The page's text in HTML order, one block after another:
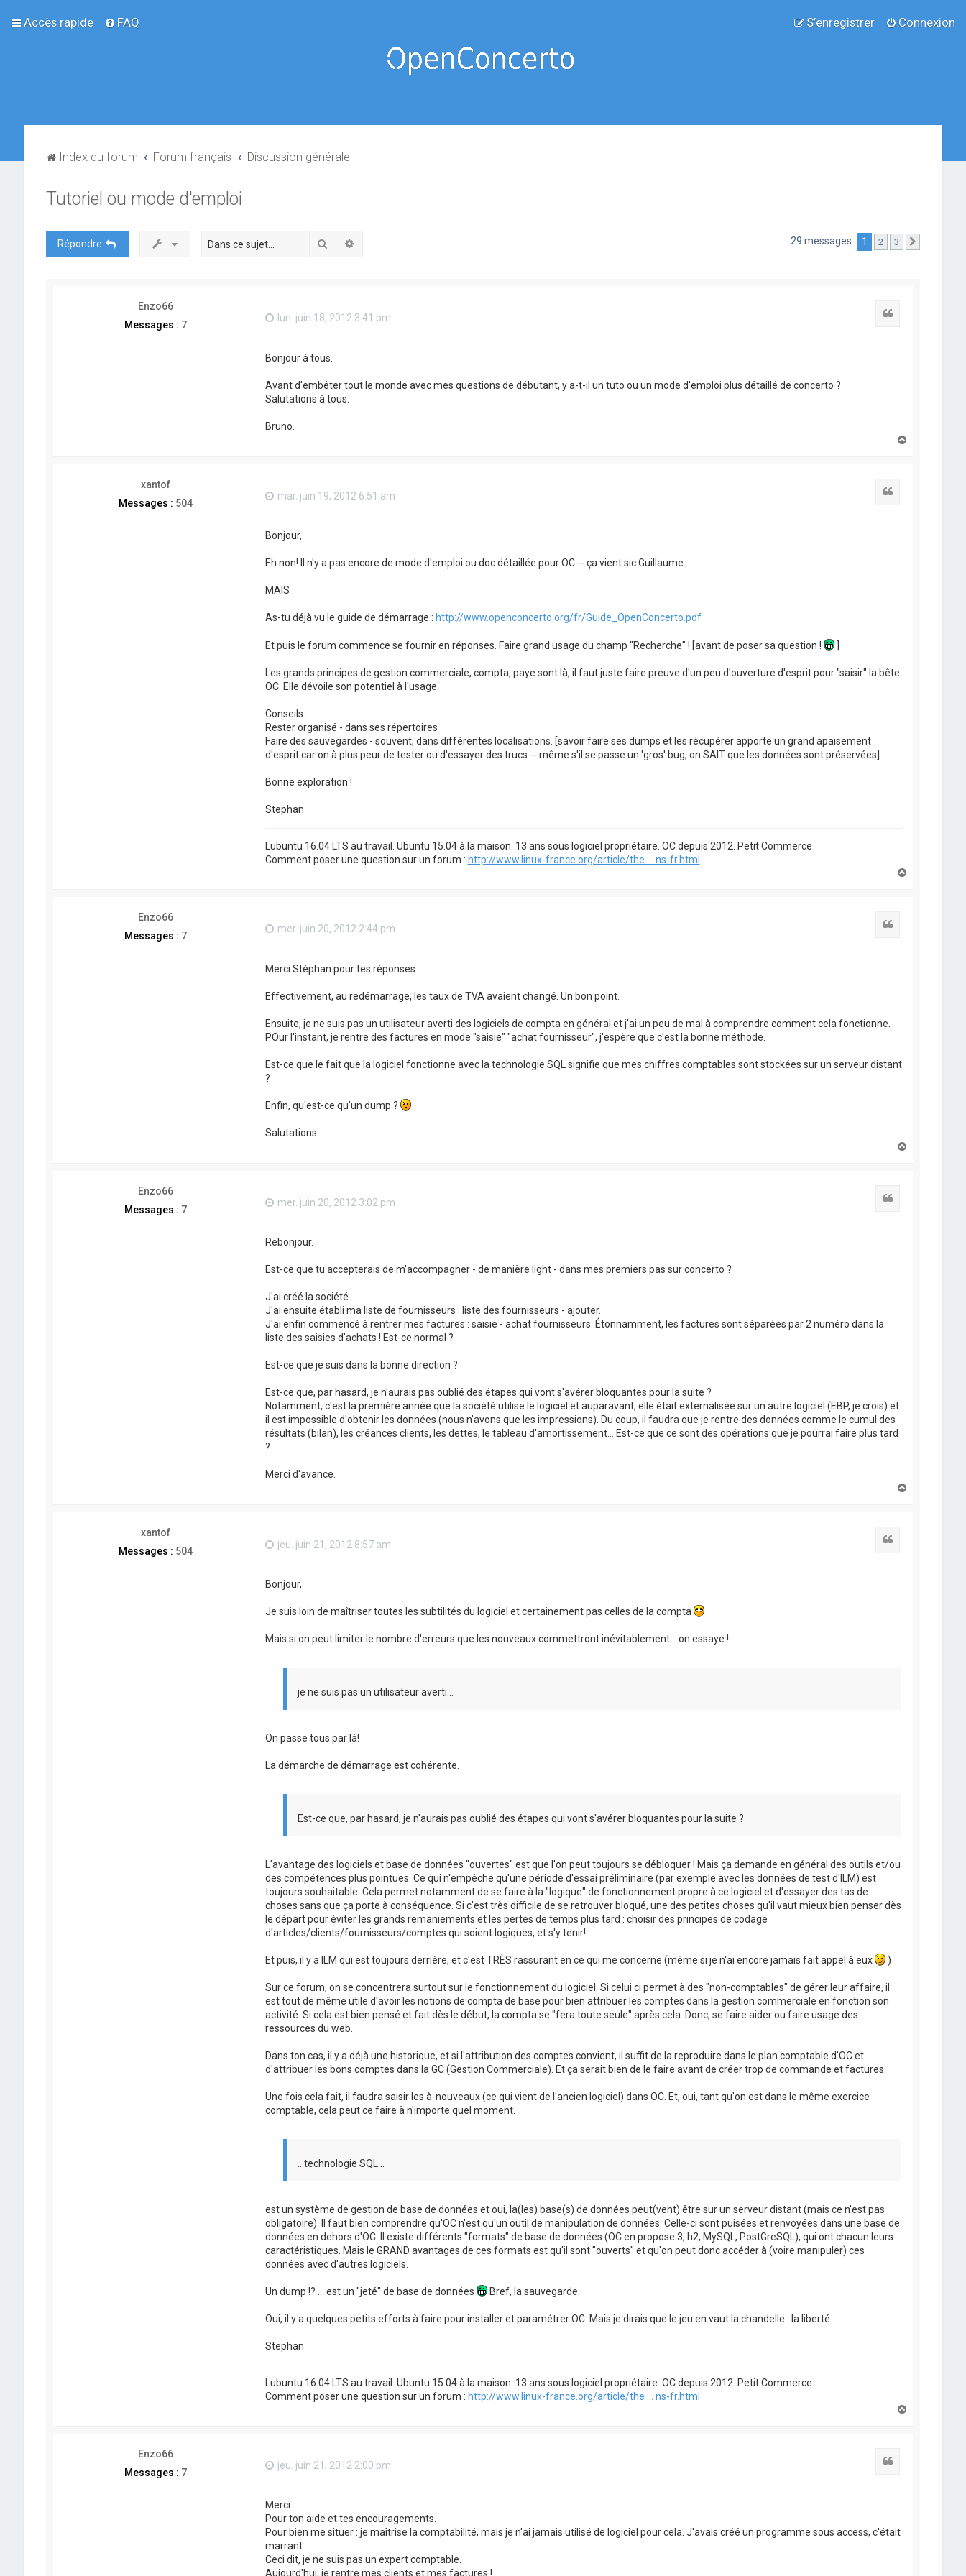
Accès rapide FAQ Connexion
S’enregistrer
Index du forum Forum français Discussion générale
Tutoriel ou mode d'emploi
Répondre Rechercher 29 messages 1 2 3
Enzo66
Messages : 7
lun. juin 18, 2012 3:41 pm
Bonjour à tous.
Avant d'embêter tout le monde avec mes questions de débutant, y a-t-il un tuto ou un mode d'emploi plus détaillé de concerto ?
Salutations à tous.
Bruno.
xantof
Messages : 504
mar. juin 19, 2012 6:51 am
Bonjour,
Eh non! Il n'y a pas encore de mode d'emploi ou doc détaillée pour OC -- ça vient sic Guillaume.
MAIS
As-tu déjà vu le guide de démarrage : http://www.openconcerto.org/fr/Guide_OpenConcerto.pdf
Et puis le forum commence se fournir en réponses. Faire grand usage du champ "Recherche" ! [avant de poser sa question ! ]
Les grands principes de gestion commerciale, compta, paye sont là, il faut juste faire preuve d'un peu d'ouverture d'esprit pour "saisir" la bête
OC. Elle dévoile son potentiel à l'usage.
Conseils:
Rester organisé - dans ses répertoires
Faire des sauvegardes - souvent, dans différentes localisations. [savoir faire ses dumps et les récupérer apporte un grand apaisement
d'esprit car on à plus peur de tester ou d'essayer des trucs -- même s'il se passe un 'gros' bug, on SAIT que les données sont préservées]
Bonne exploration !
Stephan
Lubuntu 16.04 LTS au travail. Ubuntu 15.04 à la maison. 13 ans sous logiciel propriétaire. OC depuis 2012. Petit Commerce
Comment poser une question sur un forum : http://www.linux-france.org/article/the ... ns-fr.html
Enzo66
Messages : 7
mer. juin 20, 2012 2:44 pm
Merci Stéphan pour tes réponses.
Effectivement, au redémarrage, les taux de TVA avaient changé. Un bon point.
Ensuite, je ne suis pas un utilisateur averti des logiciels de compta en général et j'ai un peu de mal à comprendre comment cela fonctionne.
POur l'instant, je rentre des factures en mode "saisie" "achat fournisseur", j'espère que c'est la bonne méthode.
Est-ce que le fait que la logiciel fonctionne avec la technologie SQL signifie que mes chiffres comptables sont stockées sur un serveur distant
?
Enfin, qu'est-ce qu'un dump ?
Salutations.
Enzo66
Messages : 7
mer. juin 20, 2012 3:02 pm
Rebonjour.
Est-ce que tu accepterais de m'accompagner - de manière light - dans mes premiers pas sur concerto ?
J'ai créé la société.
J'ai ensuite établi ma liste de fournisseurs : liste des fournisseurs - ajouter.
J'ai enfin commencé à rentrer mes factures : saisie - achat fournisseurs. Étonnamment, les factures sont séparées par 2 numéro dans la
liste des saisies d'achats ! Est-ce normal ?
Est-ce que je suis dans la bonne direction ?
Est-ce que, par hasard, je n'aurais pas oublié des étapes qui vont s'avérer bloquantes pour la suite ?
Notamment, c'est la première année que la société utilise le logiciel et auparavant, elle était externalisée sur un autre logiciel (EBP, je crois) et
il est impossible d'obtenir les données (nous n'avons que les impressions). Du coup, il faudra que je rentre des données comme le cumul des
résultats (bilan), les créances clients, les dettes, le tableau d'amortissement... Est-ce que ce sont des opérations que je pourrai faire plus tard
?
Merci d'avance.
xantof
Messages : 504
jeu. juin 21, 2012 8:57 am
Bonjour,
Je suis loin de maîtriser toutes les subtilités du logiciel et certainement pas celles de la compta
Mais si on peut limiter le nombre d'erreurs que les nouveaux commettront inévitablement... on essaye !
je ne suis pas un utilisateur averti...
On passe tous par là!
La démarche de démarrage est cohérente.
Est-ce que, par hasard, je n'aurais pas oublié des étapes qui vont s'avérer bloquantes pour la suite ?
L'avantage des logiciels et base de données "ouvertes" est que l'on peut toujours se débloquer ! Mais ça demande en général des outils et/ou
des compétences plus pointues. Ce qui n'empêche qu'une période d'essai préliminaire (par exemple avec les données de test d'ILM) est
toujours souhaitable. Cela permet notamment de se faire à la "logique" de fonctionnement propre à ce logiciel et d'essayer des tas de
choses sans que ça porte à conséquence. Si c'est très difficile de se retrouver bloqué, une des petites choses qu'il vaut mieux bien penser dès
le départ pour éviter les grands remaniements et les pertes de temps plus tard : choisir des principes de codage
d'articles/clients/fournisseurs/comptes qui soient logiques, et s'y tenir!
Et puis, il y a ILM qui est toujours derrière, et c'est TRÈS rassurant en ce qui me concerne (même si je n'ai encore jamais fait appel à eux )
Sur ce forum, on se concentrera surtout sur le fonctionnement du logiciel. Si celui ci permet à des "non-comptables" de gérer leur affaire, il
est tout de même utile d'avoir les notions de compta de base pour bien attribuer les comptes dans la gestion commerciale en fonction son
activité. Si cela est bien pensé et fait dès le début, la compta se "fera toute seule" après cela. Donc, se faire aider ou faire usage des
ressources du web.
Dans ton cas, il y a déjà une historique, et si l'attribution des comptes convient, il suffit de la reproduire dans le plan comptable d'OC et
d'attribuer les bons comptes dans la GC (Gestion Commerciale). Et ça serait bien de le faire avant de créer trop de commande et factures.
Une fois cela fait, il faudra saisir les à-nouveaux (ce qui vient de l'ancien logiciel) dans OC. Et, oui, tant qu'on est dans le même exercice
comptable, cela peut ce faire à n'importe quel moment.
...technologie SQL...
est un système de gestion de base de données et oui, la(les) base(s) de données peut(vent) être sur un serveur distant (mais ce n'est pas
obligatoire). Il faut bien comprendre qu'OC n'est qu'un outil de manipulation de données. Celle-ci sont puisées et renvoyées dans une base de
données en dehors d'OC. Il existe différents "formats" de base de données (OC en propose 3, h2, MySQL, PostGreSQL), qui ont chacun leurs
caractéristiques. Mais le GRAND avantages de ces formats est qu'il sont "ouverts" et qu'on peut donc accéder à (voire manipuler) ces
données avec d'autres logiciels.
Un dump !? ... est un "jeté" de base de données Bref, la sauvegarde.
Oui, il y a quelques petits efforts à faire pour installer et paramétrer OC. Mais je dirais que le jeu en vaut la chandelle : la liberté.
Stephan
Lubuntu 16.04 LTS au travail. Ubuntu 15.04 à la maison. 13 ans sous logiciel propriétaire. OC depuis 2012. Petit Commerce
Comment poser une question sur un forum : http://www.linux-france.org/article/the ... ns-fr.html
Enzo66
Messages : 7
jeu. juin 21, 2012 2:00 pm
Merci.
Pour ton aide et tes encouragements.
Pour bien me situer : je maîtrise la comptabilité, mais je n'ai jamais utilisé de logiciel pour cela. J'avais créé un programme sous access, c'était
marrant.
Ceci dit, je ne suis pas un expert comptable.
Aujourd'hui, je rentre mes clients et mes factures !